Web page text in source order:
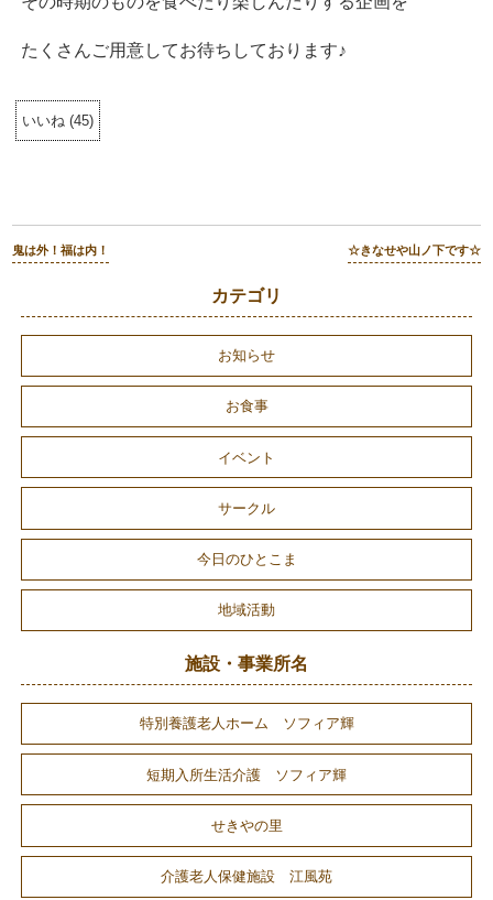
たくさんご用意してお待ちしております♪
いいね (45)
鬼は外！福は内！ ☆きなせや山ノ下です☆
カテゴリ
お知らせ
お食事
イベント
サークル
今日のひとこま
地域活動
施設・事業所名
特別養護老人ホーム ソフィア輝
短期入所生活介護 ソフィア輝
せきやの里
介護老人保健施設 江風苑